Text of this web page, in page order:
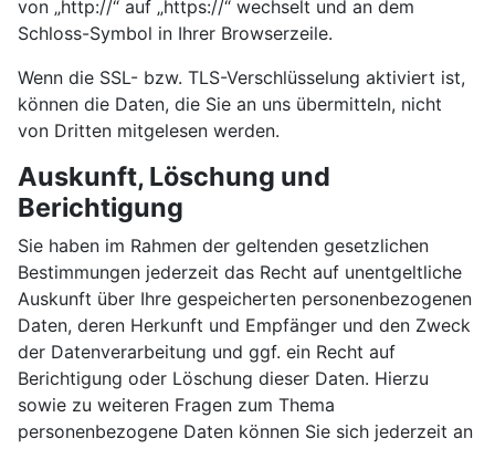
von „http://“ auf „https://“ wechselt und an dem
Schloss-Symbol in Ihrer Browserzeile.
Wenn die SSL- bzw. TLS-Verschlüsselung aktiviert ist,
können die Daten, die Sie an uns übermitteln, nicht
von Dritten mitgelesen werden.
Auskunft, Löschung und
Berichtigung
Sie haben im Rahmen der geltenden gesetzlichen
Bestimmungen jederzeit das Recht auf unentgeltliche
Auskunft über Ihre gespeicherten personenbezogenen
Daten, deren Herkunft und Empfänger und den Zweck
der Datenverarbeitung und ggf. ein Recht auf
Berichtigung oder Löschung dieser Daten. Hierzu
sowie zu weiteren Fragen zum Thema
personenbezogene Daten können Sie sich jederzeit an